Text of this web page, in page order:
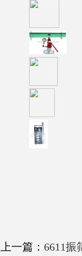
上一篇： 6611振